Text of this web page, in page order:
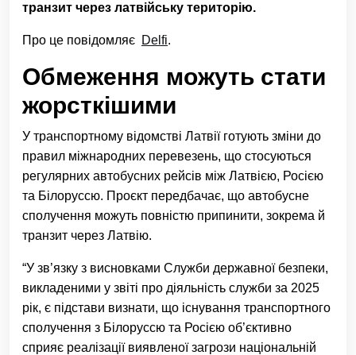
транзит через латвійську територію.
Про це повідомляє Delfi.
Обмеження можуть стати
жорсткішими
У транспортному відомстві Латвії готують зміни до
правил міжнародних перевезень, що стосуються
регулярних автобусних рейсів між Латвією, Росією
та Білоруссю. Проєкт передбачає, що автобусне
сполучення можуть повністю припинити, зокрема й
транзит через Латвію.
“У зв’язку з висновками Служби державної безпеки,
викладеними у звіті про діяльність служби за 2025
рік, є підстави визнати, що існування транспортного
сполучення з Білоруссю та Росією об’єктивно
сприяє реалізації виявленої загрози національній